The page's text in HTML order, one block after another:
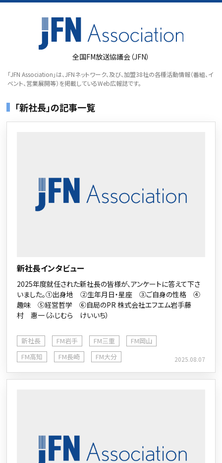
全国FM放送協議会（JFN）
「JFN Association」は、JFNネットワーク、及び、加盟38社の各種活動情報（番組、イ
ベント、営業展開等）を掲載しているWeb広報誌です。
「新社長」の記事一覧
新社長インタビュー
2025年度就任された新社長の皆様が、アンケートに答えて下さ
いました。①出身地 ②生年月日・星座 ③ご自身の性格 ④
趣味 ⑤経営哲学 ⑥自局のPR 株式会社エフエム岩手藤
村 惠一（ふじむら けいいち）
新社長 FM岩手 FM三重
FM岡山
FM高知
FM長崎 FM大分 2025.08.07